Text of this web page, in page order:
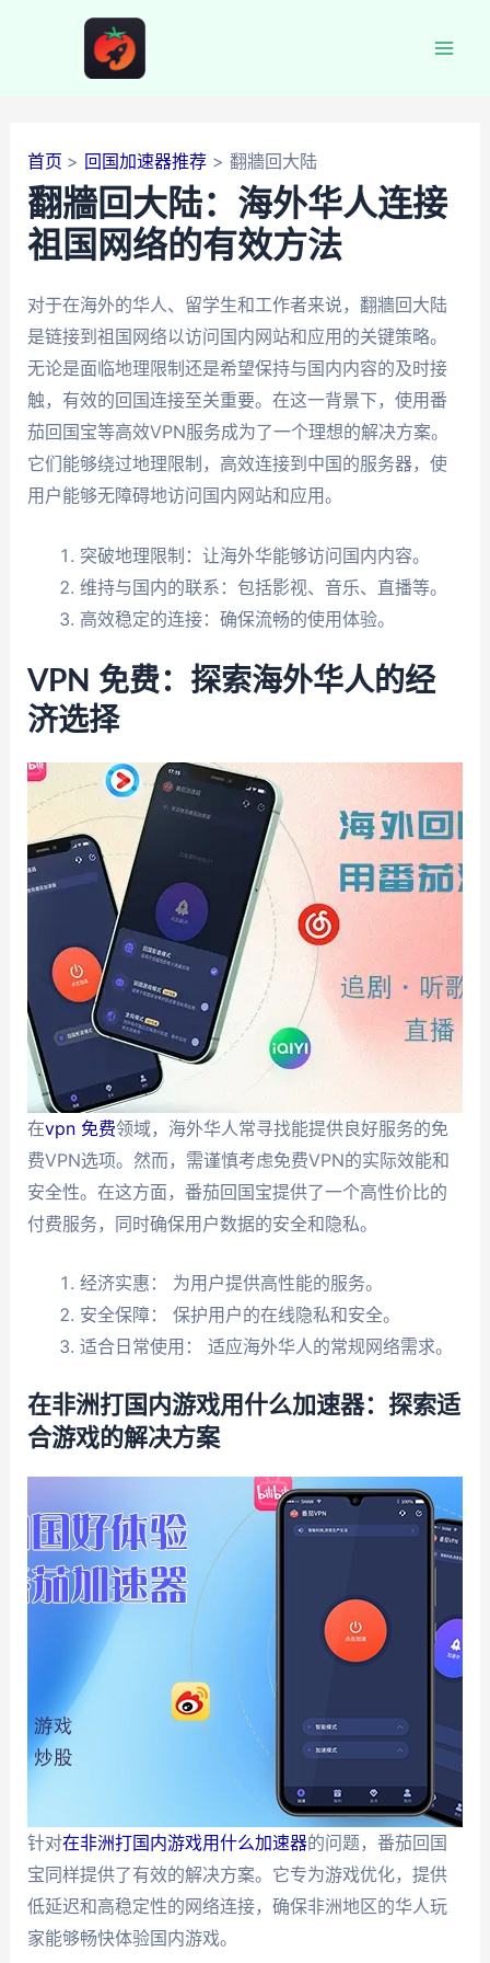
首页 回国加速器推荐 翻牆回大陆
翻牆回大陆：海外华人连接
祖国网络的有效方法
对于在海外的华人、留学生和工作者来说，翻牆回大陆
是链接到祖国网络以访问国内网站和应用的关键策略。
无论是面临地理限制还是希望保持与国内内容的及时接
触，有效的回国连接至关重要。在这一背景下，使用番
茄回国宝等高效VPN服务成为了一个理想的解决方案。
它们能够绕过地理限制，高效连接到中国的服务器，使
用户能够无障碍地访问国内网站和应用。
突破地理限制：让海外华能够访问国内内容。
维持与国内的联系：包括影视、音乐、直播等。
高效稳定的连接：确保流畅的使用体验。
VPN 免费：探索海外华人的经
济选择
在vpn 免费领域，海外华人常寻找能提供良好服务的免
费VPN选项。然而，需谨慎考虑免费VPN的实际效能和
安全性。在这方面，番茄回国宝提供了一个高性价比的
付费服务，同时确保用户数据的安全和隐私。
经济实惠： 为用户提供高性能的服务。
安全保障： 保护用户的在线隐私和安全。
适合日常使用： 适应海外华人的常规网络需求。
在非洲打国内游戏用什么加速器：探索适
合游戏的解决方案
针对在非洲打国内游戏用什么加速器的问题，番茄回国
宝同样提供了有效的解决方案。它专为游戏优化，提供
低延迟和高稳定性的网络连接，确保非洲地区的华人玩
家能够畅快体验国内游戏。